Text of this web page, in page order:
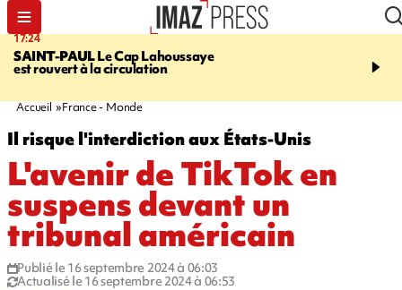
17:24
SAINT-PAULLe Cap Lahoussaye
est rouvert à la circulation
19:49
Quentin Dumontier, sa
Accueil France - Monde
Il risque l'interdiction aux États-Unis
L'avenir de TikTok en
suspens devant un
tribunal américain
Publié le 16 septembre 2024 à 06:03
Actualisé le 16 septembre 2024 à 06:53